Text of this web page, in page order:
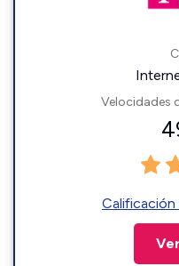
Velocidades
Calificación